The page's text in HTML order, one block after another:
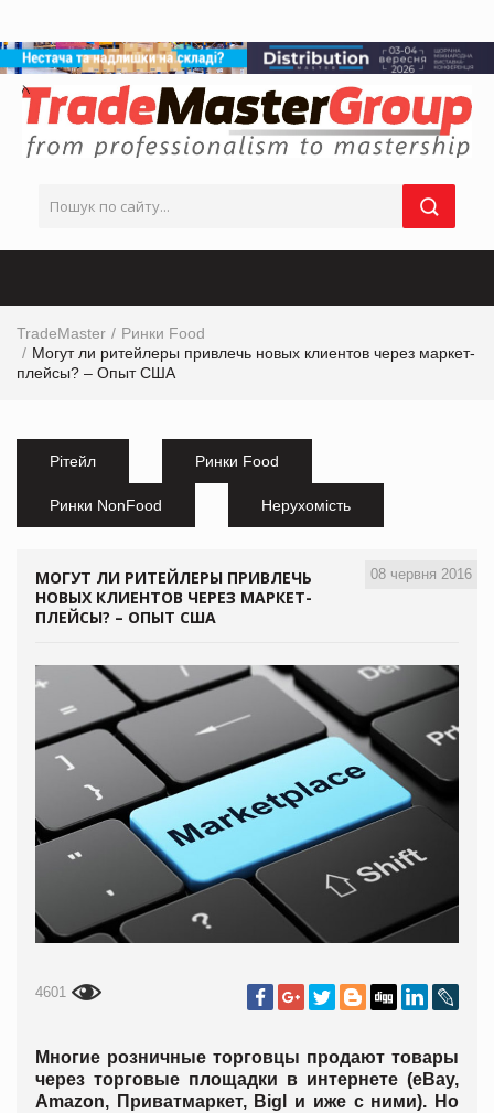
TradeMaster
Ринки Food
Могут ли ритейлеры привлечь новых клиентов через маркет-
плейсы? – Опыт США
Рітейл Ринки Food
Ринки NonFood Нерухомість
08 червня 2016
МОГУТ ЛИ РИТЕЙЛЕРЫ ПРИВЛЕЧЬ
НОВЫХ КЛИЕНТОВ ЧЕРЕЗ МАРКЕТ-
ПЛЕЙСЫ? – ОПЫТ США
4601
Многие розничные торговцы продают товары
через торговые площадки в интернете (eBay,
Amazon, Приватмаркет, Bigl и иже с ними). Но